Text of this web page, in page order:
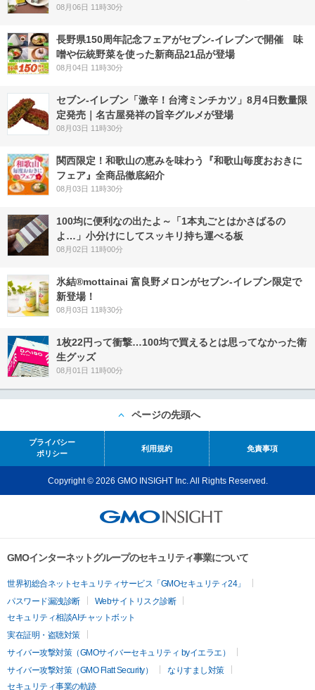
08月06日 11時30分
長野県150周年記念フェアがセブン-イレブンで開催 味
噌や伝統野菜を使った新商品21品が登場
08月04日 11時30分
セブン-イレブン「激辛！台湾ミンチカツ」8月4日数量限
定発売｜名古屋発祥の旨辛グルメが登場
08月03日 11時30分
関西限定！和歌山の恵みを味わう『和歌山毎度おおきに
フェア』全商品徹底紹介
08月03日 11時30分
100均に便利なの出たよ～「1本丸ごとはかさばるの
よ…」小分けにしてスッキリ持ち運べる板
08月02日 11時00分
氷結®mottainai 富良野メロンがセブン‐イレブン限定で
新登場！
08月03日 11時30分
1枚22円って衝撃…100均で買えるとは思ってなかった衛
生グッズ
08月01日 11時00分
ページの先頭へ
プライバシー
ポリシー
利用規約 免責事項
Copyright © 2026 GMO INSIGHT Inc. All Rights Reserved.
GMOインターネットグループのセキュリティ事業について
世界初総合ネットセキュリティサービス「GMOセキュリティ24」
パスワード漏洩診断
Webサイトリスク診断
セキュリティ相談AIチャットボット
実在証明・盗聴対策
サイバー攻撃対策（GMOサイバーセキュリティ byイエラエ）
サイバー攻撃対策（GMO Flatt Security）
なりすまし対策
セキュリティ事業の軌跡